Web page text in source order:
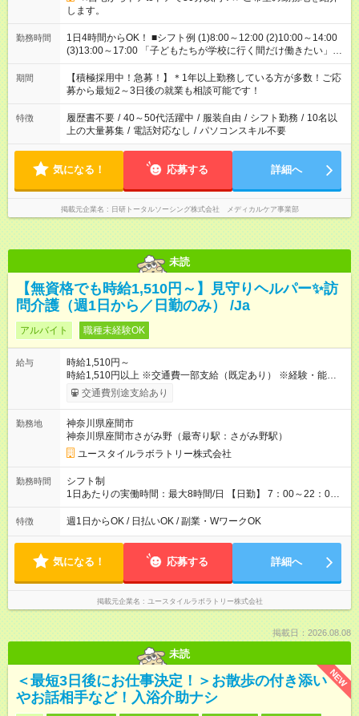
します。
勤務時間
1日4時間からOK！ ■シフト例 (1)8:00～12:00 (2)10:00～14:00
(3)13:00～17:00 「子どもたちが学校に行く間だけ働きたい」
「余裕を持って夕飯の準備がしたい」 「午前中は働いて、午後
はプライベートの時間にしたい」 など、ご希望を教えてくださ
いね。 ※Wワーク希望の方へ 今ご覧のお仕事で希望する勤務時
間と、もう1つのお仕事の勤務時間。 合計で週40時間を超える
場合は応募できません。
期間
【積極採用中！急募！】＊1年以上勤務している方が多数！ご応
募から最短2～3日後の就業も相談可能です！
特徴 履歴書不要 / 40～50代活躍中 / 服装自由 / シフト勤務 / 10名以
上の大量募集 / 電話対応なし / パソコンスキル不要
気になる！ 応募する 詳細へ
掲載元企業名 日研トータルソーシング株式会社 メディカルケア事業部
未読
【無資格でも時給1,510円～】見守りヘルパー✨訪
問介護（週1日から／日勤のみ） /Ja
アルバイト 職種未経験OK
給与
時給1,510円～
時給1,510円以上 ※交通費一部支給（既定あり） ※経験・能力を
考慮して決定します 【収入例】 週1回勤務の場合：1,510円×8時
間×4回=4万8,320円 週3回勤務の場合：1,510円×8時間×12回
1,600円 【試用期間】試用期間あり 試用期間の長さ：2ヶ月
※ 雇用形態と給与に、本採用時と異なる部分があります。 雇用
形態：本採用時と同じです。 給与：時給 1,230円以上
交通費別途支給あり
勤務地
神奈川県座間市
神奈川県座間市さがみ野（最寄り駅：さがみ野駅）
ユースタイルラボラトリー株式会社
勤務時間
シフト制
1日あたりの実働時間：最大8時間/日 【日勤】 7：00～22：00
の間で6～8時間勤務（休憩時間は法定通り） ※週1日～OK ／ 1
日6時間から勤務OK ／ 夜勤なし ＊＊ 勤務時間例 ＊＊ ■8時
※訪問先により変動 ※曜日固定（毎週同じ曜日勤務）
特徴 週1日からOK / 日払いOK / 副業・WワークOK
気になる！ 応募する 詳細へ
掲載元企業名 ユースタイルラボラトリー株式会社
掲載日：2026.08.08
未読
NEW
＜最短3日後にお仕事決定！＞お散歩の付き添い
やお話相手など！入浴介助ナシ